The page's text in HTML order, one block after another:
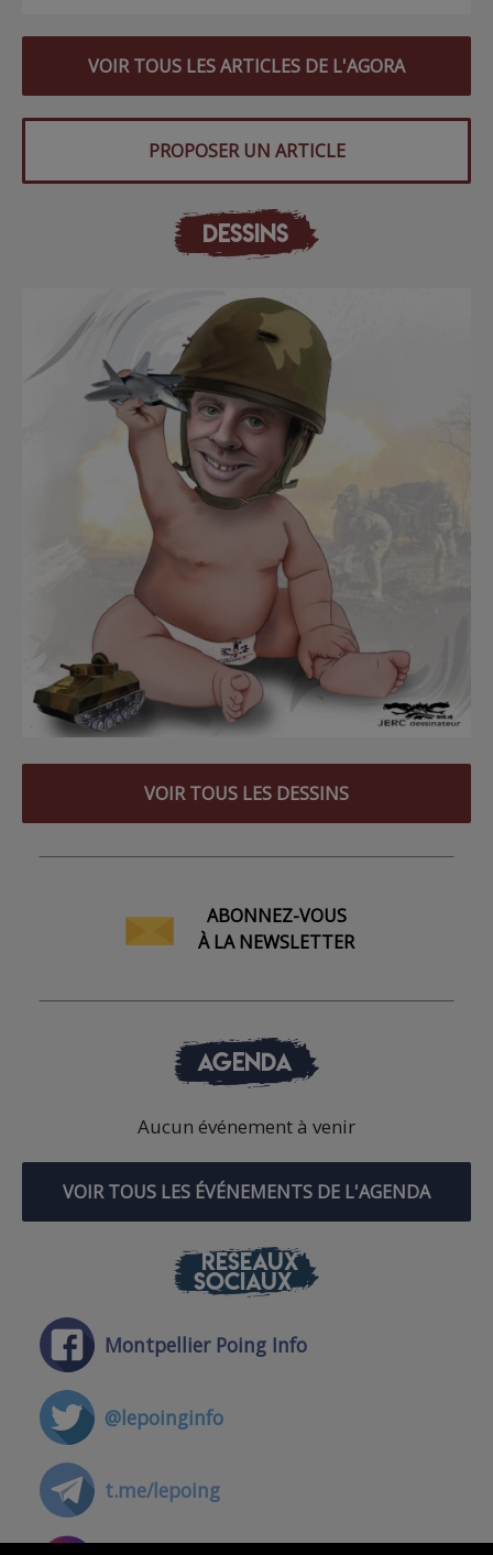
VOIR TOUS LES ARTICLES DE L'AGORA
PROPOSER UN ARTICLE
DESSINS
VOIR TOUS LES DESSINS
ABONNEZ-VOUS
À LA NEWSLETTER
AGENDA
Aucun événement à venir
VOIR TOUS LES ÉVÉNEMENTS DE L'AGENDA
RÉSEAUX
SOCIAUX
Montpellier Poing Info
@lepoinginfo
t.me/lepoing